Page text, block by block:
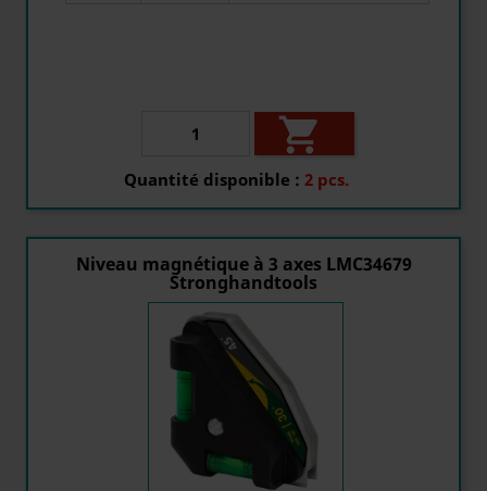

Quantité disponible : 2 pcs.
Niveau magnétique à 3 axes LMC34679
Stronghandtools